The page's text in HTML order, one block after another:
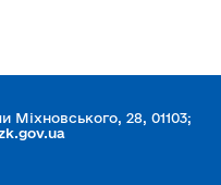
один об’єкт (одним
пробанки,
Міхновського, 28, 01103;